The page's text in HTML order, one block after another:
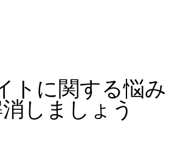
トに関する悩み
しましょう